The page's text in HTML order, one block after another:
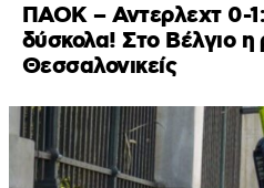
ΠΑΟΚ – Αντερλεχτ 0-
δύσκολα! Στο Βέλγιο η
Θεσσαλονικείς